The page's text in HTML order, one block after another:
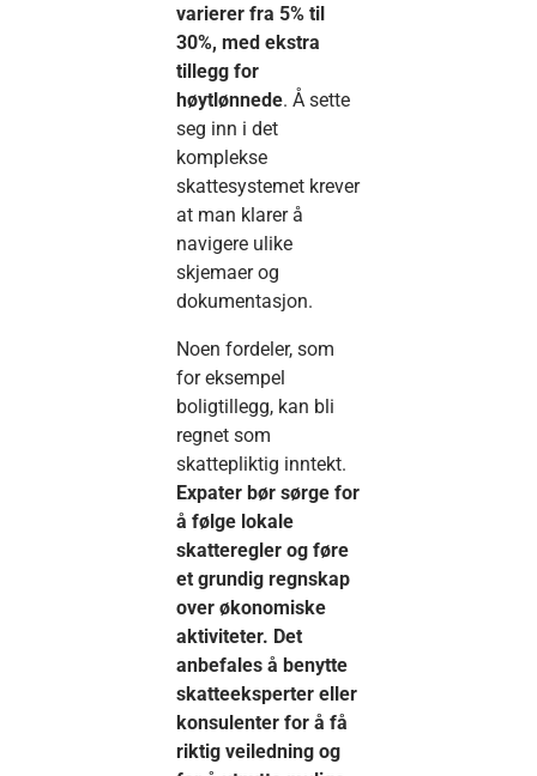
varierer fra 5% til
30%, med ekstra
tillegg for
høytlønnede. Å sette
seg inn i det
komplekse
skattesystemet krever
at man klarer å
navigere ulike
skjemaer og
dokumentasjon.
Noen fordeler, som
for eksempel
boligtillegg, kan bli
regnet som
skattepliktig inntekt.
Expater bør sørge for
å følge lokale
skatteregler og føre
et grundig regnskap
over økonomiske
aktiviteter. Det
anbefales å benytte
skatteeksperter eller
konsulenter for å få
riktig veiledning og